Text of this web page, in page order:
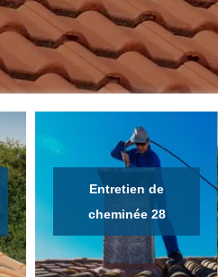
Entretien de
cheminée 28